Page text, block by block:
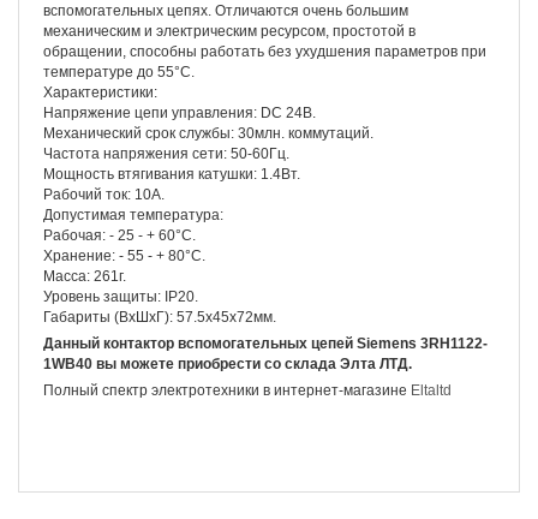
вспомогательных цепях. Отличаются очень большим
механическим и электрическим ресурсом, простотой в
обращении, способны работать без ухудшения параметров при
температуре до 55°С.
Характеристики:
Напряжение цепи управления: DС 24В.
Механический срок службы: 30млн. коммутаций.
Частота напряжения сети: 50-60Гц.
Мощность втягивания катушки: 1.4Вт.
Рабочий ток: 10А.
Допустимая температура:
Рабочая: - 25 - + 60°С.
Хранение: - 55 - + 80°С.
Масса: 261г.
Уровень защиты: IP20.
Габариты (ВхШхГ): 57.5х45х72мм.
Данный контактор вспомогательных цепей Siemens 3RH1122-
1WB40 вы можете приобрести со склада Элта ЛТД.
Полный спектр электротехники в интернет-магазине Eltaltd